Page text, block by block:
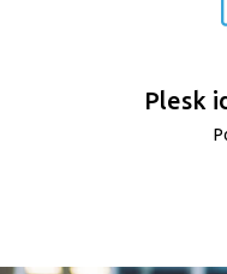
Plesk